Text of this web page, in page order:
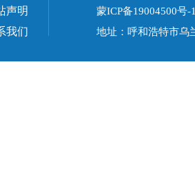
声明
我们
蒙ICP备19004500号-
地址：呼和浩特市